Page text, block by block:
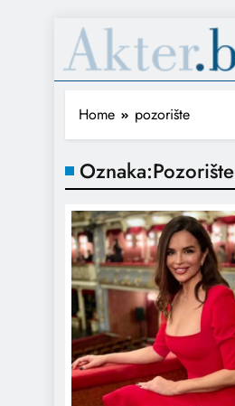
Home pozorište
Oznaka:Pozorište